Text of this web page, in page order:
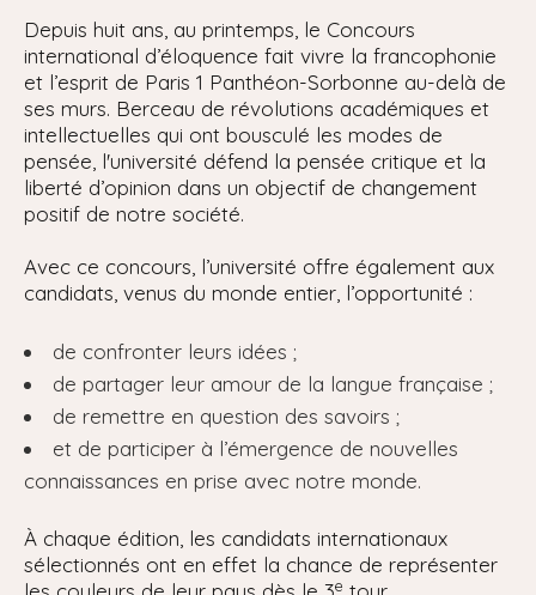
Depuis huit ans, au printemps, le Concours
international d’éloquence fait vivre la francophonie
et l’esprit de Paris 1 Panthéon-Sorbonne au-delà de
ses murs. Berceau de révolutions académiques et
intellectuelles qui ont bousculé les modes de
pensée, l'université défend la pensée critique et la
liberté d’opinion dans un objectif de changement
positif de notre société.
Avec ce concours, l’université offre également aux
candidats, venus du monde entier, l’opportunité :
de confronter leurs idées ;
de partager leur amour de la langue française ;
de remettre en question des savoirs ;
et de participer à l’émergence de nouvelles
connaissances en prise avec notre monde.
À chaque édition, les candidats internationaux
sélectionnés ont en effet la chance de représenter
e